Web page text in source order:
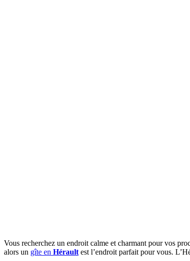
Vous recherchez un endroit calme et charmant pour vos
alors un gîte en Hérault est l’endroit parfait pour vous.